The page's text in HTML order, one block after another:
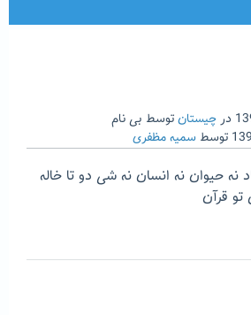
درچیستانتوسط بی نام
توسط سمیه مظفری
نه حیوان نه انسان نه شی دو تا خاله
تو قرآن